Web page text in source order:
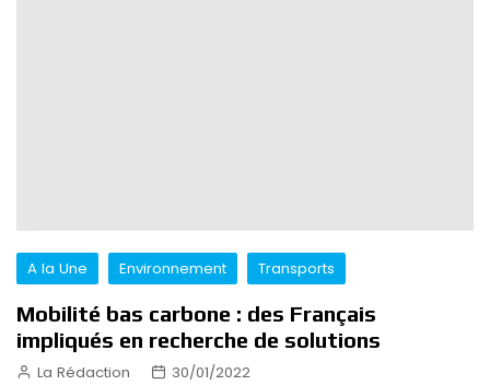
A la Une Environnement Transports
Mobilité bas carbone : des Français
impliqués en recherche de solutions
La Rédaction 30/01/2022